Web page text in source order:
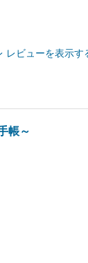
レビューを表示す
帳～